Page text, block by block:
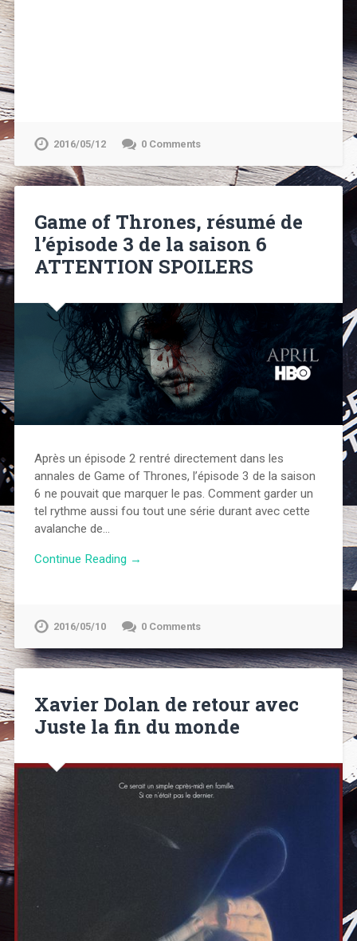
2016/05/12 0 Comments
Game of Thrones, résumé de
l’épisode 3 de la saison 6
ATTENTION SPOILERS
Après un épisode 2 rentré directement dans les
annales de Game of Thrones, l’épisode 3 de la saison
6 ne pouvait que marquer le pas. Comment garder un
tel rythme aussi fou tout une série durant avec cette
avalanche de…
Continue Reading →
2016/05/10 0 Comments
Xavier Dolan de retour avec
Juste la fin du monde